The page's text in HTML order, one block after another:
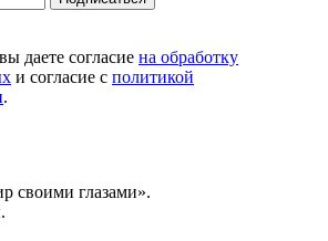
даете согласие на обработку
и согласие с политикой
.
своими глазами».